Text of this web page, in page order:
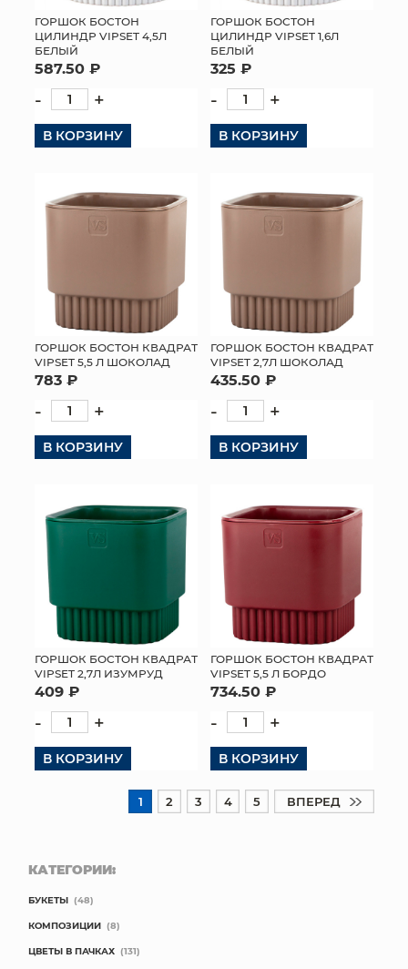
ГОРШОК БОСТОН
ЦИЛИНДР VIPSET 4,5Л
БЕЛЫЙ
587.50 ₽
- +
В КОРЗИНУ
ГОРШОК БОСТОН
ЦИЛИНДР VIPSET 1,6Л
БЕЛЫЙ
325 ₽
- +
В КОРЗИНУ
ГОРШОК БОСТОН КВАДРАТ
VIPSET 5,5 Л ШОКОЛАД
783 ₽
- +
В КОРЗИНУ
ГОРШОК БОСТОН КВАДРАТ
VIPSET 2,7Л ШОКОЛАД
435.50 ₽
- +
В КОРЗИНУ
ГОРШОК БОСТОН КВАДРАТ
VIPSET 2,7Л ИЗУМРУД
409 ₽
- +
В КОРЗИНУ
ГОРШОК БОСТОН КВАДРАТ
VIPSET 5,5 Л БОРДО
734.50 ₽
- +
В КОРЗИНУ
1 2 3 4 5 ВПЕРЕД
КАТЕГОРИИ:
БУКЕТЫ (48)
КОМПОЗИЦИИ (8)
ЦВЕТЫ В ПАЧКАХ (131)